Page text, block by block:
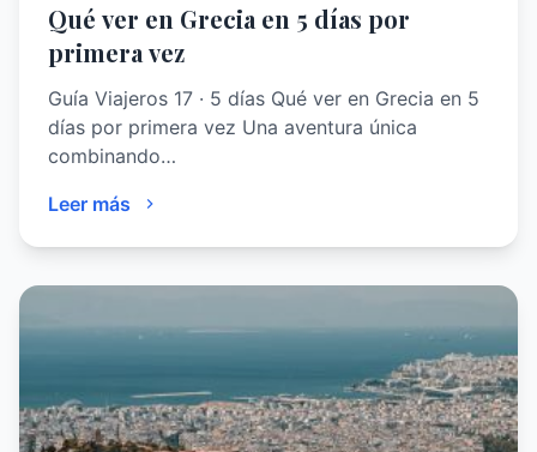
Qué ver en Grecia en 5 días por
primera vez
Guía Viajeros 17 · 5 días Qué ver en Grecia en 5
días por primera vez Una aventura única
combinando…
Leer más